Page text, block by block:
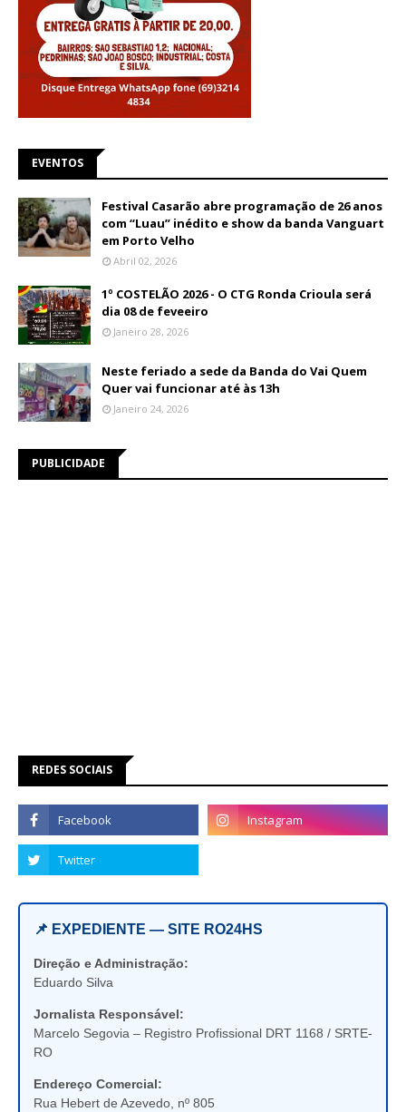
EVENTOS
Festival Casarão abre programação de 26 anos
com “Luau” inédito e show da banda Vanguart
em Porto Velho
Abril 02, 2026
1º COSTELÃO 2026 - O CTG Ronda Crioula será
dia 08 de feveeiro
Janeiro 28, 2026
Neste feriado a sede da Banda do Vai Quem
Quer vai funcionar até às 13h
Janeiro 24, 2026
PUBLICIDADE
REDES SOCIAIS
📌 EXPEDIENTE — SITE RO24HS
Direção e Administração:
Eduardo Silva
Jornalista Responsável:
Marcelo Segovia – Registro Profissional DRT 1168 / SRTE-
RO
Endereço Comercial:
Rua Hebert de Azevedo, nº 805